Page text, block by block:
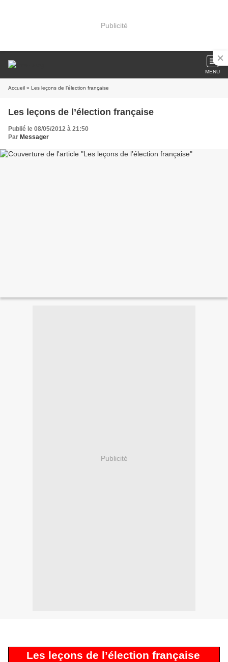
Publicité
MENU
Accueil » Les leçons de l’élection française
Les leçons de l’élection française
Publié le 08/05/2012 à 21:50
Par Messager
Publicité
Les leçons de l’élection française